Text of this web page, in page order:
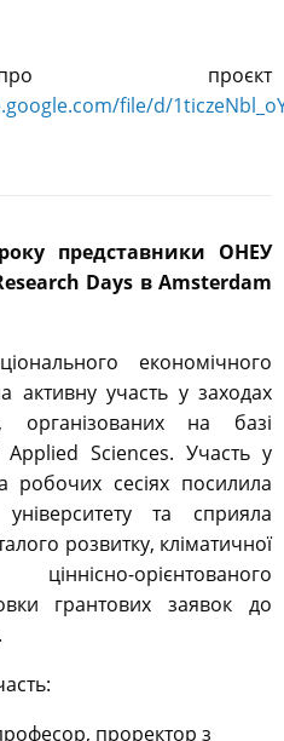
проєкт
file/d/
представники ОНЕУ
Days в Amsterdam
економічного
активну участь у заходах
організованих на базі
Sciences. Участь у
робочих сесіях посилила
та сприяла
розвитку, кліматичної
орієнтованого
грантових заявок до
проректор з